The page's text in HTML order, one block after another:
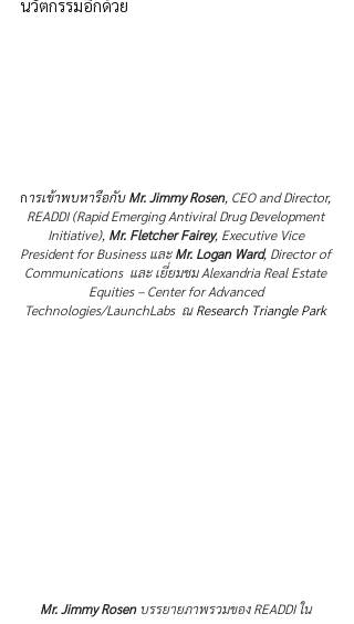
นวัตกรรมอีกด้วย
การเข้าพบหารือกับ Mr. Jimmy Rosen, CEO and Director,
READDI (Rapid Emerging Antiviral Drug Development
Initiative), Mr. Fletcher Fairey, Executive Vice
President for Business และ Mr. Logan Ward, Director of
Communications  และ เยี่ยมชม Alexandria Real Estate
Equities – Center for Advanced
Technologies/LaunchLabs  ณ Research Triangle Park
Mr. Jimmy Rosen บรรยายภาพรวมของ READDI ใน